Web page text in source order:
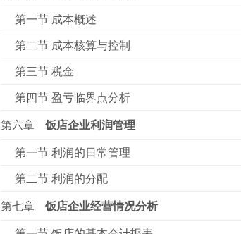
第一节 成本概述
第二节 成本核算与控制
第三节 税金
第四节 盈亏临界点分析
第六章
饭店企业利润管理
第一节 利润的日常管理
第二节 利润的分配
第七章
饭店企业经营情况分析